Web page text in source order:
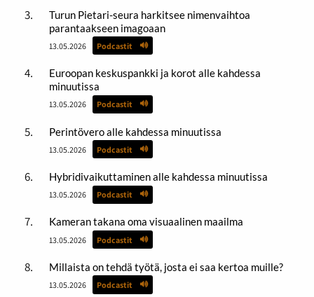
Turun Pietari-seura harkitsee nimenvaihtoa
parantaakseen imagoaan
13.05.2026 Podcastit
Euroopan keskuspankki ja korot alle kahdessa
minuutissa
13.05.2026 Podcastit
Perintövero alle kahdessa minuutissa
13.05.2026 Podcastit
Hybridivaikuttaminen alle kahdessa minuutissa
13.05.2026 Podcastit
Kameran takana oma visuaalinen maailma
13.05.2026 Podcastit
Millaista on tehdä työtä, josta ei saa kertoa muille?
13.05.2026 Podcastit